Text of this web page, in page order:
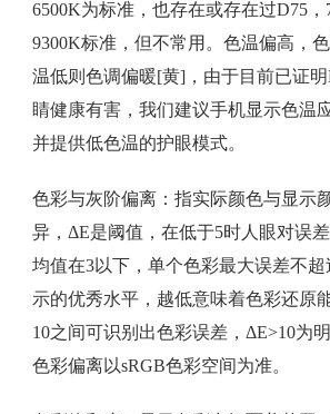
6500K为标准，也存在或存在过D75，
9300K标准，但不常用。色温偏高，
温低则色调偏暖[黄]，由于目前已证
睛健康有害，我们建议手机显示色温
并提供低色温的护眼模式。
色彩与灰阶偏离：指实际颜色与显示
异，ΔE是阈值，在低于5时人眼对误
均值在3以下，单个色彩最大误差不超
示的优秀水平，越低意味着色彩还原
10之间可识别出色彩误差，ΔE>10为
色彩偏离以sRGB色彩空间为准。